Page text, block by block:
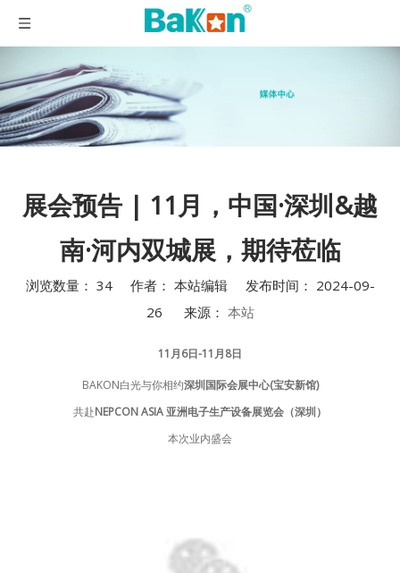
展会预告 | 11月，中国·深圳&越
南·河内双城展，期待莅临
浏览数量： 34作者： 本站编辑 发布时间： 2024-09-
26 来源： 本站
11月6日-11月8日
BAKON白光与你相约深圳国际会展中心(宝安新馆)
共赴NEPCON ASIA 亚洲电子生产设备展览会（深圳）
本次业内盛会